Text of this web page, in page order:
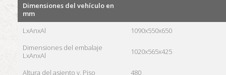
Dimensiones del vehículo en
mm
LxAnxAl
1090x550x650
Dimensiones del embalaje
LxAnxAl
1020x565x425
Altura del asiento v. Piso
480